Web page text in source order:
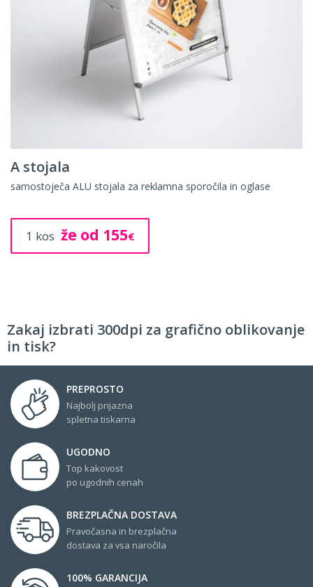
Brošure
elegantne večstranske tiskovine za predstavitev
10 kos že od 65€
Zakaj izbrati 300dpi za grafično oblikovanje
in tisk?
PREPROSTO
Najbolj prijazna
spletna tiskarna
UGODNO
Top kakovost
po ugodnih cenah
BREZPLAČNA DOSTAVA
Pravočasna in brezplačna
dostava za vsa naročila
100% GARANCIJA